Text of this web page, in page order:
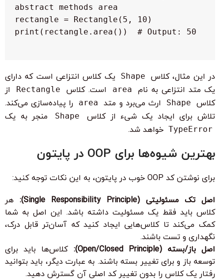
در این مثال، کلاس Shape
یک کلاس انتزاعی است که دارای
یک متد انتزاعی به نام
area است. کلاس Rectangle
از
کلاس
Shape ارث می‌برد و متد area
را پیاده‌سازی می‌کند.
تلاش برای ایجاد یک شیء از کلاس
Shape منجر به یک
TypeError خواهد شد.
بهترین شیوه‌ها برای OOP در پایتون
برای نوشتن کد OOP خوب در پایتون، به این نکات توجه کنید:
اصل تک مسئولیتی (Single Responsibility Principle):
هر
کلاس باید فقط یک مسئولیت داشته باشد. این اصل به شما
کمک می‌کند تا کلاس‌هایی ایجاد کنید که آسان‌تر قابل درک،
نگهداری و تست باشند.
اصل باز/بسته (Open/Closed Principle):
کلاس‌ها باید برای
توسعه باز و برای تغییر بسته باشند. به عبارت دیگر، باید بتوانید
رفتار یک کلاس را بدون تغییر کد اصلی آن گسترش دهید.